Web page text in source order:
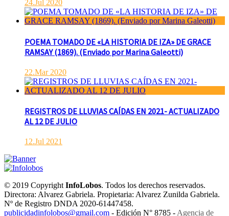
24.Jul 2020
POEMA TOMADO DE «LA HISTORIA DE IZA» DE GRACE
RAMSAY (1869). (Enviado por Marina Galeotti)
22.Mar 2020
REGISTROS DE LLUVIAS CAÍDAS EN 2021- ACTUALIZADO
AL 12 DE JULIO
12.Jul 2021
© 2019 CopyrightInfoLobos. Todos los derechos reservados.
Directora: Alvarez Gabriela. Propietaria: Alvarez Zunilda Gabriela.
Nº de Registro DNDA 2020-61447458.
publicidadinfolobos@gmail.com - Edición N° 8785 -Agencia de